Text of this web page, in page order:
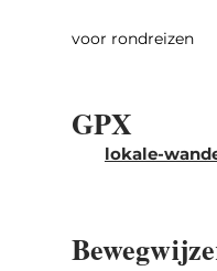
en dan over een
het startpunt.
voor rondreizen
GPX
lokale-